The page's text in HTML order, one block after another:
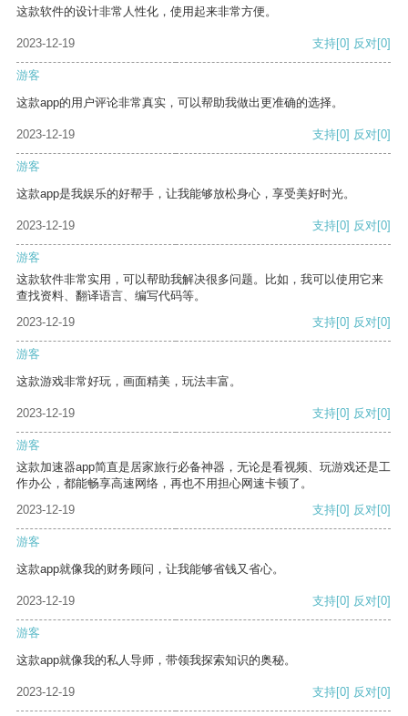
这款软件的设计非常人性化，使用起来非常方便。
2023-12-19 支持[0] 反对[0]
游客
这款app的用户评论非常真实，可以帮助我做出更准确的选择。
2023-12-19 支持[0] 反对[0]
游客
这款app是我娱乐的好帮手，让我能够放松身心，享受美好时光。
2023-12-19 支持[0] 反对[0]
游客
这款软件非常实用，可以帮助我解决很多问题。比如，我可以使用它来
查找资料、翻译语言、编写代码等。
2023-12-19
支持[0] 反对[0]
游客
这款游戏非常好玩，画面精美，玩法丰富。
2023-12-19 支持[0] 反对[0]
游客
这款加速器app简直是居家旅行必备神器，无论是看视频、玩游戏还是工
作办公，都能畅享高速网络，再也不用担心网速卡顿了。
2023-12-19
支持[0] 反对[0]
游客
这款app就像我的财务顾问，让我能够省钱又省心。
2023-12-19 支持[0] 反对[0]
游客
这款app就像我的私人导师，带领我探索知识的奥秘。
2023-12-19 支持[0] 反对[0]